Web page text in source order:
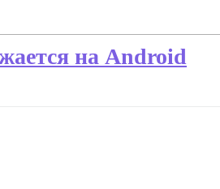
на Android